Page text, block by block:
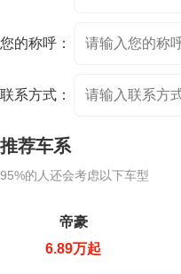
您的称呼：
联系方式：
推荐车系
95%的人还会考虑以下车型
帝豪
6.89万起